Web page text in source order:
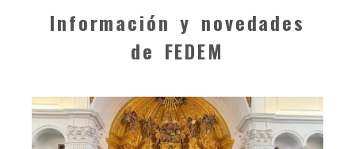
Información y novedades
de FEDEM